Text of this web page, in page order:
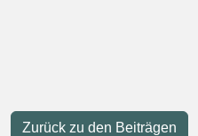
Zurück zu den Beiträgen